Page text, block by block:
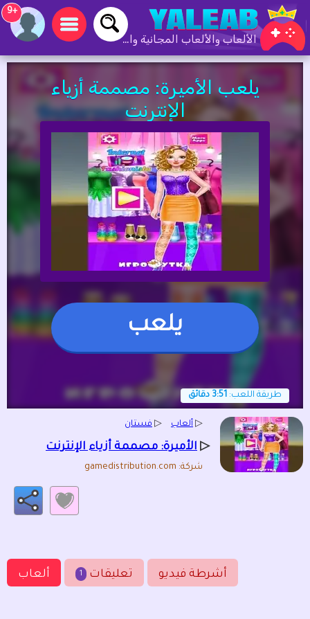
الألعاب والألعاب المجانية والألعاب عبر الإنترنت
+9
يلعب الأميرة: مصممة أزياء
الإنترنت
يلعب
طريقة اللعب: 3:51 دقائق
▷ ألعاب ▷ فستان
▷ الأميرة: مصممة أزياء الإنترنت
شركة: gamedistribution.com
ألعاب 1 تعليقات أشرطة فيديو